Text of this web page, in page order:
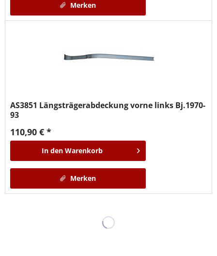
Merken
AS3851 Längsträgerabdeckung vorne links Bj.1970-
93
110,90 € *
In den Warenkorb
Merken